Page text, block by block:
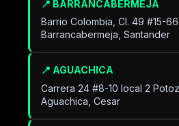
📍 BARRANCABERMEJA
Barrio Colombia, Cl. 49 #15-
Barrancabermeja, Santander
📍 AGUACHICA
Carrera 24 #8-10 local 2
Aguachica, Cesar